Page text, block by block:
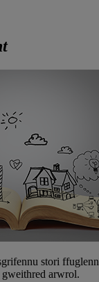
stori
arwrol.